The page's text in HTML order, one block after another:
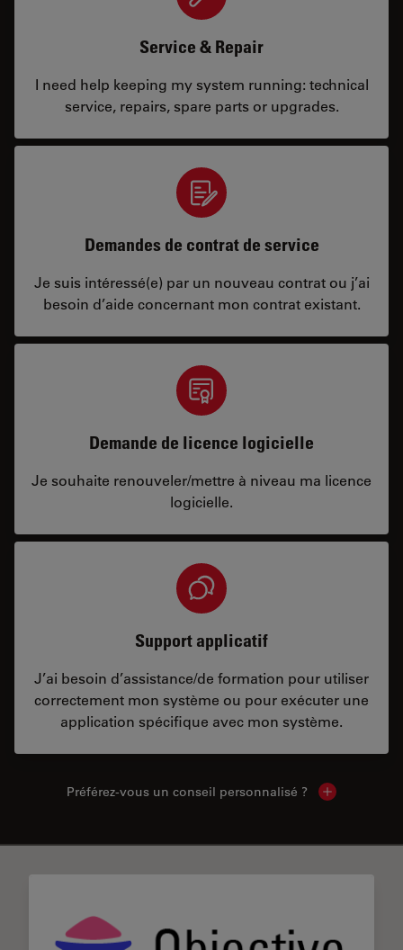
Service & Repair
I need help keeping my system running: technical
service, repairs, spare parts or upgrades.
Demandes de contrat de service
Je suis intéressé(e) par un nouveau contrat ou j’ai
besoin d’aide concernant mon contrat existant.
Demande de licence logicielle
Je souhaite renouveler/mettre à niveau ma licence
logicielle.
Support applicatif
J’ai besoin d’assistance/de formation pour utiliser
correctement mon système ou pour exécuter une
application spécifique avec mon système.
Préférez-vous un conseil personnalisé ? Show local